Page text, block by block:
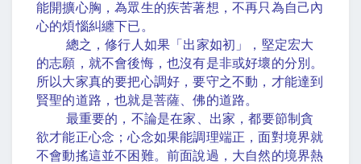
能開擴心胸，為眾生的疾苦著想，不再只為自己內
心的煩惱糾纏下已。
總之，修行人如果「出家如初」，堅定宏大
的志願，就不會後悔，也沒有是非或好壞的分別。
所以大家真的要把心調好，要守之不動，才能達到
賢聖的道路，也就是菩薩、佛的道路。
最重要的，不論是在家、出家，都要節制貪
欲才能正心念；心念如果能調理端正，面對境界就
不會動搖這並不困難。前面說過，大自然的境界熱